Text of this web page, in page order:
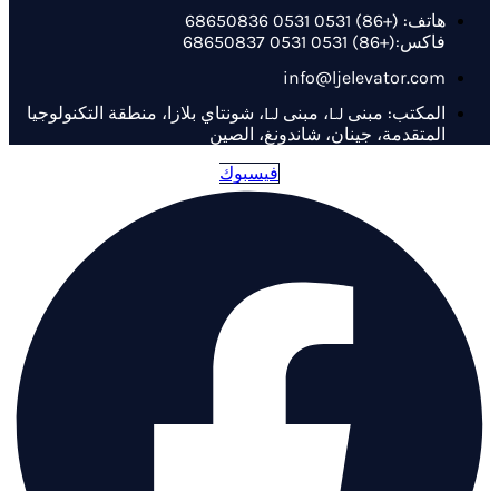
هاتف: (+86) 0531 0531 68650836
فاكس:(+86) 0531 0531 68650837
info@ljelevator.com
المكتب: مبنى LJ، مبنى LJ، شونتاي بلازا، منطقة التكنولوجيا
المتقدمة، جينان، شاندونغ، الصين
فيسبوك